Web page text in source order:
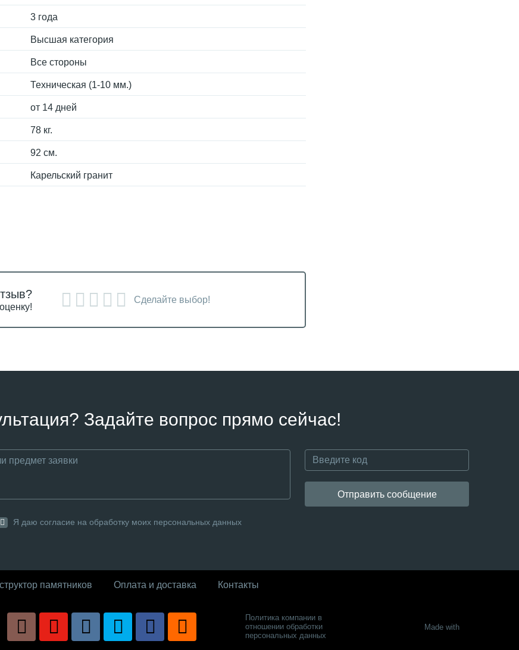
3 года
Высшая категория
Все стороны
Техническая (1-10 мм.)
от 14 дней
78 кг.
92 см.
Карельский гранит
Сделайте выбор!
Задайте вопрос прямо сейчас!
Отправить сообщение
Я даю согласие на обработку моих персональных данных
памятников Оплата и доставка Контакты
Политика компании в
отношении обработки
персональных данных
Made with